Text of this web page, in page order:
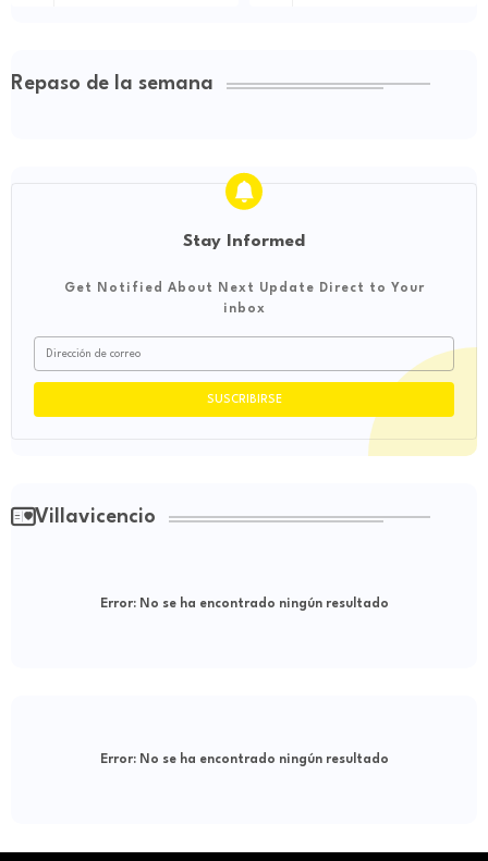
Repaso de la semana
Stay Informed
Get Notified About Next Update Direct to Your
inbox
Villavicencio
Error:No se ha encontrado ningún resultado
Error:No se ha encontrado ningún resultado